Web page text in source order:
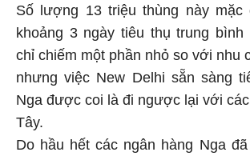
Số lượng 13 triệu thùng này mặc
khoảng 3 ngày tiêu thụ trung
chỉ chiếm một phần nhỏ so với nhu
nhưng việc New Delhi sẵn sàng
Nga được coi là đi ngược lại với
Tây.
Do hầu hết các ngân hàng Nga